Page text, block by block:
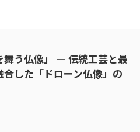
舞う仏像」 ― 伝統工芸と最
合した「ドローン仏像」の